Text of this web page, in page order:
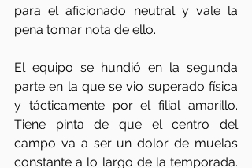
para el aficionado neutral y vale la
pena tomar nota de ello.
El equipo se hundió en la segunda
parte en la que se vio superado física
y tácticamente por el filial amarillo.
Tiene pinta de que el centro del
campo va a ser un dolor de muelas